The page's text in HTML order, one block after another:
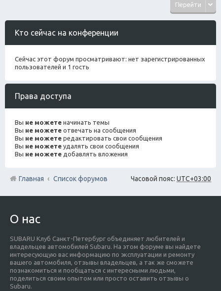
Перейти
Кто сейчас на конференции
Сейчас этот форум просматривают: нет зарегистрированных
пользователей и 1 гость
Права доступа
Вы не можете начинать темы
Вы не можете отвечать на сообщения
Вы не можете редактировать свои сообщения
Вы не можете удалять свои сообщения
Вы не можете добавлять вложения
Часовой пояс: UTC+03:00
Главная Список форумов
О нас
SUBARU Клуб Санкт-Петербург объединяет любителей и
владельцев автомобилей Subaru. На этом форуме вы найдете
интересующую вас информацию по эксплуатации и ремонту
вашего автомобиля, отзывы владельцев, а так же сможете
познакомиться и пообщаться с интересными людьми,
поделиться своим опытом или просто оставить отзывы о
Subaru.